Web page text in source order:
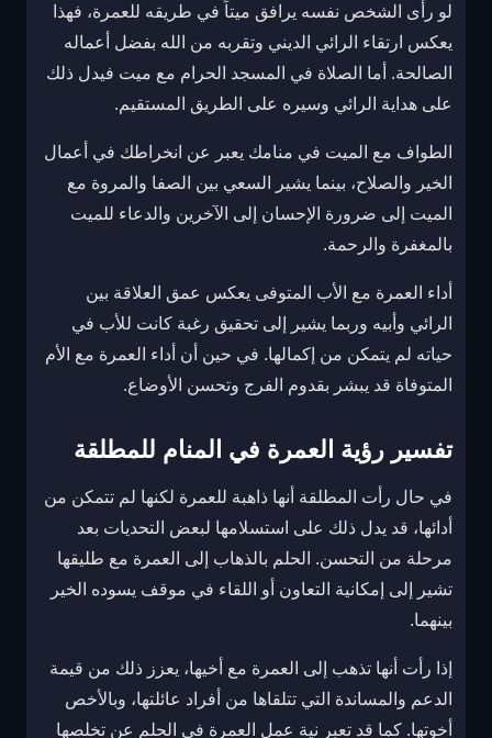
لو رأى الشخص نفسه يرافق ميتاً في طريقه للعمرة، فهذا
يعكس ارتقاء الرائي الديني وتقربه من الله بفضل أعماله
الصالحة. أما الصلاة في المسجد الحرام مع ميت فيدل ذلك
على هداية الرائي وسيره على الطريق المستقيم.
الطواف مع الميت في منامك يعبر عن انخراطك في أعمال
الخير والصلاح، بينما يشير السعي بين الصفا والمروة مع
الميت إلى ضرورة الإحسان إلى الآخرين والدعاء للميت
بالمغفرة والرحمة.
أداء العمرة مع الأب المتوفى يعكس عمق العلاقة بين
الرائي وأبيه وربما يشير إلى تحقيق رغبة كانت للأب في
حياته لم يتمكن من إكمالها. في حين أن أداء العمرة مع الأم
المتوفاة قد يبشر بقدوم الفرج وتحسن الأوضاع.
تفسير رؤية العمرة في المنام للمطلقة
في حال رأت المطلقة أنها ذاهبة للعمرة لكنها لم تتمكن من
أدائها، قد يدل ذلك على استسلامها لبعض التحديات بعد
مرحلة من التحسن. الحلم بالذهاب إلى العمرة مع طليقها
تشير إلى إمكانية التعاون أو اللقاء في موقف يسوده الخير
بينهما.
إذا رأت أنها تذهب إلى العمرة مع أخيها، يعزز ذلك من قيمة
الدعم والمساندة التي تتلقاها من أفراد عائلتها، وبالأخص
أخوتها. كما قد تعبر نية عمل العمرة في الحلم عن تخلصها